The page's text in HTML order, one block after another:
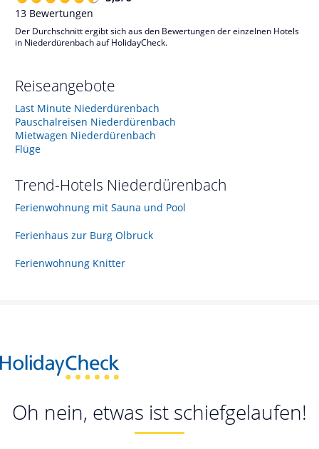
13 Bewertungen
Der Durchschnitt ergibt sich aus den Bewertungen der einzelnen Hotels
in Niederdürenbach auf HolidayCheck.
Reiseangebote
Last Minute Niederdürenbach
Pauschalreisen Niederdürenbach
Mietwagen Niederdürenbach
Flüge
Trend-Hotels Niederdürenbach
Ferienwohnung mit Sauna und Pool
Ferienhaus zur Burg Olbruck
Ferienwohnung Knitter
Oh nein, etwas ist schiefgelaufen!